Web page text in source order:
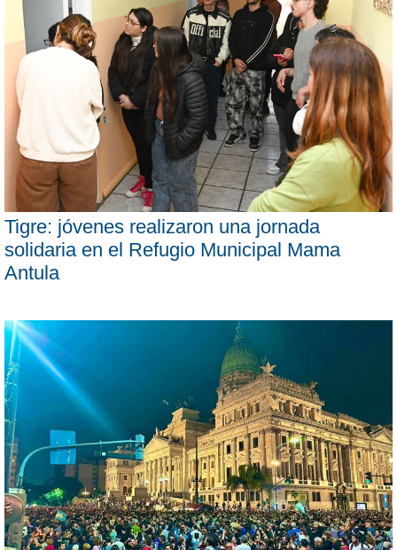
Tigre: jóvenes realizaron una jornada
solidaria en el Refugio Municipal Mama
Antula